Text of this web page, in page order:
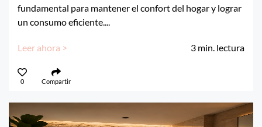
fundamental para mantener el confort del hogar y lograr
un consumo eficiente....
Leer ahora > 3 min. lectura
0 Compartir